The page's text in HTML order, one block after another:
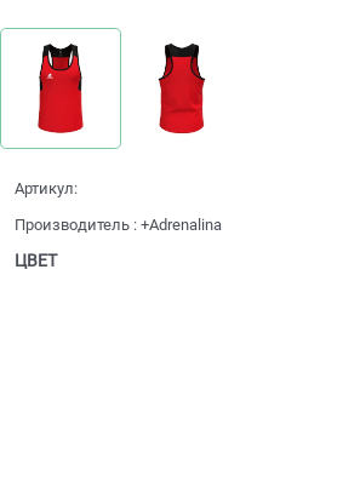
Артикул:
Производитель : +Adrenalina
ЦВЕТ